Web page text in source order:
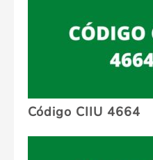
Código CIIU 4664